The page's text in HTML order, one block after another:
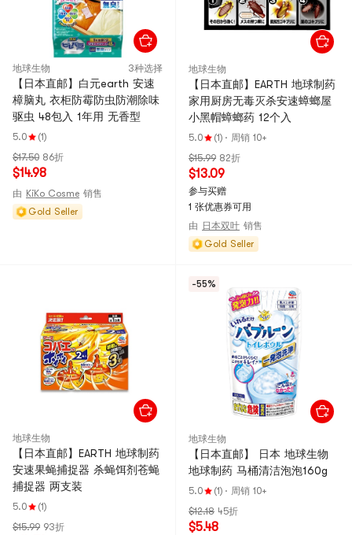
地球生物 3种选择
【日本直邮】白元earth 安速
樟脑丸 衣柜防霉防虫防潮除味
驱虫 48包入 1年用 无香型
5.0
(1)
$17.50 86折
$14.98
由 KiKo Cosme 销售
Gold Seller
地球生物
【日本直邮】EARTH 地球制药
家用厨房无毒灭杀安速蟑螂屋
小黑帽蟑螂药 12个入
5.0 (1) · 周销 10+
$15.99 82折
$13.09
参与买赠
1 张优惠券可用
由 日本双叶 销售
Gold Seller
地球生物
【日本直邮】EARTH 地球制药
安速果蝇捕捉器 杀蝇饵剂苍蝇
捕捉器 两支装
5.0
(1)
$15.99 93折
-55%
地球生物
【日本直邮】 日本 地球生物
地球制药 马桶清洁泡泡160g
5.0 (1) · 周销 10+
$12.18 45折
$5.48